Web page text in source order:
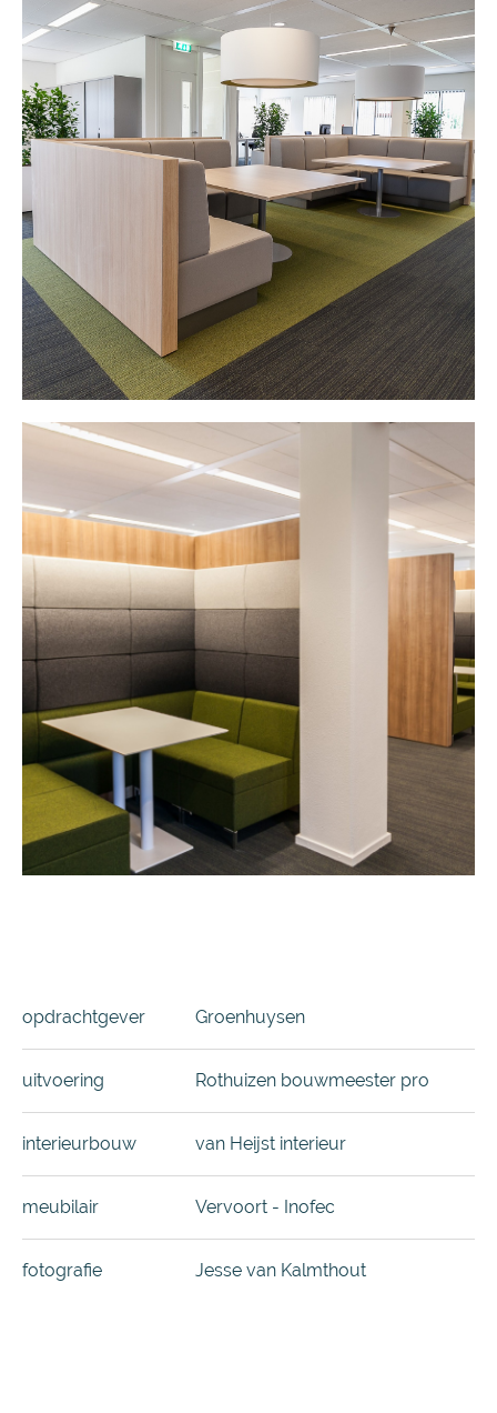
opdrachtgever Groenhuysen
uitvoering Rothuizen bouwmeester pro
interieurbouw van Heijst interieur
meubilair Vervoort - Inofec
fotografie Jesse van Kalmthout